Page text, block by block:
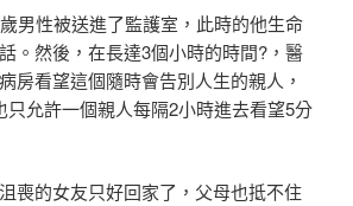
男性被送進了監護室，此時的他生命
。然後，在長達3個小時的時間?，醫
房看望這個隨時會告別人生的親人，
只允許一個親人每隔2小時進去看望5分
喪的女友只好回家了，父母也抵不住